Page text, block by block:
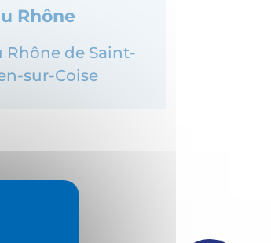
Rhône
Rhône de Saint-
sur-Coise